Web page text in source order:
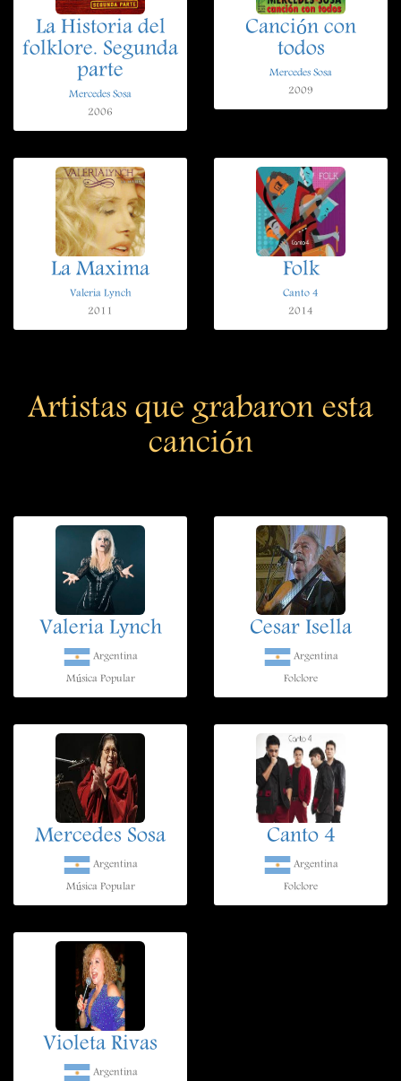
La Historia del
folklore. Segunda
parte
Mercedes Sosa
2006
Canción con
todos
Mercedes Sosa
2009
La Maxima
Valeria Lynch
2011
Folk
Canto 4
2014
Artistas que grabaron esta
canción
Valeria Lynch
Argentina
Música Popular
Cesar Isella
Argentina
Folclore
Mercedes Sosa
Argentina
Música Popular
Canto 4
Argentina
Folclore
Violeta Rivas
Argentina